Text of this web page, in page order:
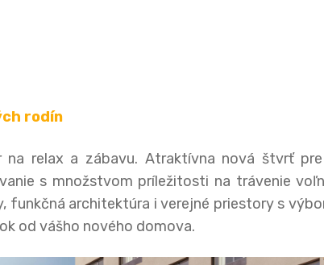
rodín
na relax a zábavu. Atraktívna nová štvrť
s množstvom príležitosti na trávenie
funkčná architektúra i verejné priestory s
od vášho nového domova.